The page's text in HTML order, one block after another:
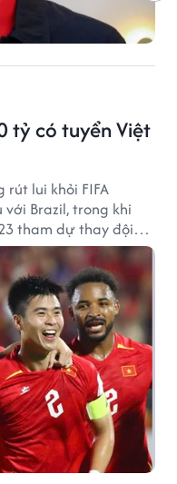
tỷ có tuyển Việt
lui khỏi FIFA
với Brazil, trong khi
tham dự thay đội